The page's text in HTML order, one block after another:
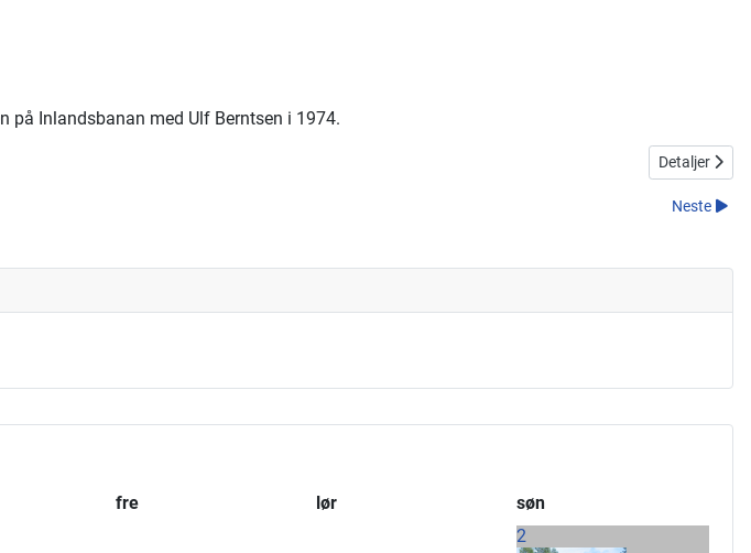
fre lør
søn
2
på Inlandsbanan med Ulf Berntsen i 1974.
Detaljer
Neste